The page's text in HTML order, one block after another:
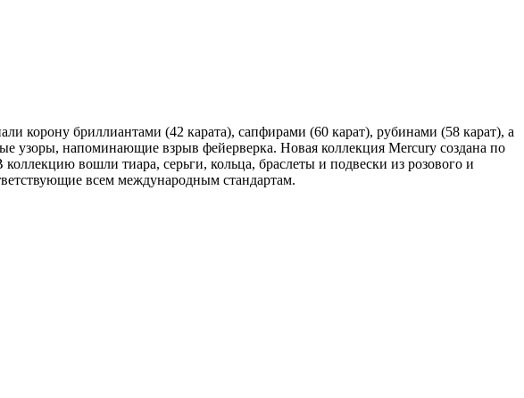
бриллиантами (42 карата), сапфирами (60 карат), рубинами (58 карат), а
напоминающие взрыв фейерверка. Новая коллекция Mercury создана по
вошли тиара, серьги, кольца, браслеты и подвески из розового и
всем международным стандартам.